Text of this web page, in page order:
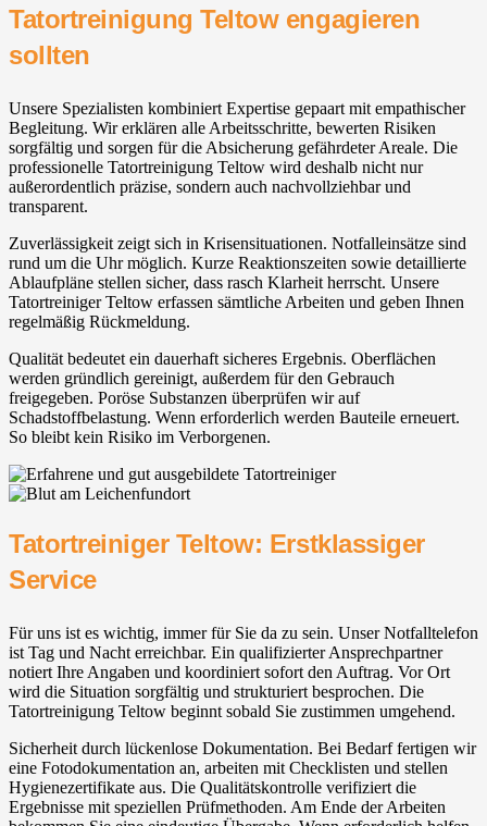
Tatortreinigung Teltow engagieren
sollten
Unsere Spezialisten kombiniert Expertise gepaart mit empathischer
Begleitung. Wir erklären alle Arbeitsschritte, bewerten Risiken
sorgfältig und sorgen für die Absicherung gefährdeter Areale. Die
professionelle Tatortreinigung Teltow wird deshalb nicht nur
außerordentlich präzise, sondern auch nachvollziehbar und
transparent.
Zuverlässigkeit zeigt sich in Krisensituationen. Notfalleinsätze sind
rund um die Uhr möglich. Kurze Reaktionszeiten sowie detaillierte
Ablaufpläne stellen sicher, dass rasch Klarheit herrscht. Unsere
Tatortreiniger Teltow erfassen sämtliche Arbeiten und geben Ihnen
regelmäßig Rückmeldung.
Qualität bedeutet ein dauerhaft sicheres Ergebnis. Oberflächen
werden gründlich gereinigt, außerdem für den Gebrauch
freigegeben. Poröse Substanzen überprüfen wir auf
Schadstoffbelastung. Wenn erforderlich werden Bauteile erneuert.
So bleibt kein Risiko im Verborgenen.
Tatortreiniger Teltow: Erstklassiger
Service
Für uns ist es wichtig, immer für Sie da zu sein. Unser Notfalltelefon
ist Tag und Nacht erreichbar. Ein qualifizierter Ansprechpartner
notiert Ihre Angaben und koordiniert sofort den Auftrag. Vor Ort
wird die Situation sorgfältig und strukturiert besprochen. Die
Tatortreinigung Teltow beginnt sobald Sie zustimmen umgehend.
Sicherheit durch lückenlose Dokumentation. Bei Bedarf fertigen wir
eine Fotodokumentation an, arbeiten mit Checklisten und stellen
Hygienezertifikate aus. Die Qualitätskontrolle verifiziert die
Ergebnisse mit speziellen Prüfmethoden. Am Ende der Arbeiten